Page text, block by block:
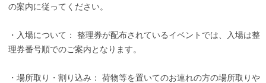
の案内に従ってください。
・入場について： 整理券が配布されているイベントでは、入場は整
理券番号順でのご案内となります。
・場所取り・割り込み： 荷物等を置いてのお連れの方の場所取りや